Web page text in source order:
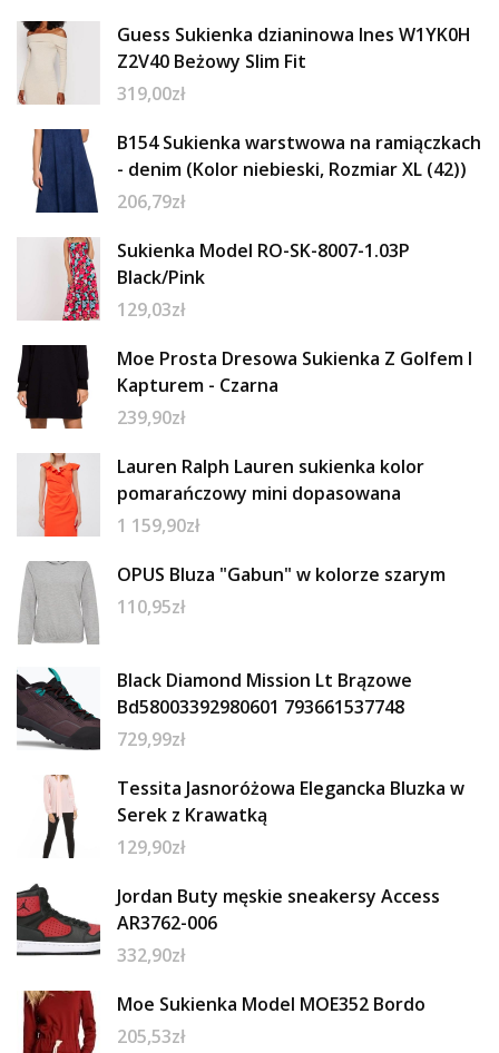
Guess Sukienka dzianinowa Ines W1YK0H
Z2V40 Beżowy Slim Fit
319,00zł
B154 Sukienka warstwowa na ramiączkach
- denim (Kolor niebieski, Rozmiar XL (42))
206,79zł
Sukienka Model RO-SK-8007-1.03P
Black/Pink
129,03zł
Moe Prosta Dresowa Sukienka Z Golfem I
Kapturem - Czarna
239,90zł
Lauren Ralph Lauren sukienka kolor
pomarańczowy mini dopasowana
1 159,90zł
OPUS Bluza "Gabun" w kolorze szarym
110,95zł
Black Diamond Mission Lt Brązowe
Bd58003392980601 793661537748
729,99zł
Tessita Jasnoróżowa Elegancka Bluzka w
Serek z Krawatką
129,90zł
Jordan Buty męskie sneakersy Access
AR3762-006
332,90zł
Moe Sukienka Model MOE352 Bordo
205,53zł